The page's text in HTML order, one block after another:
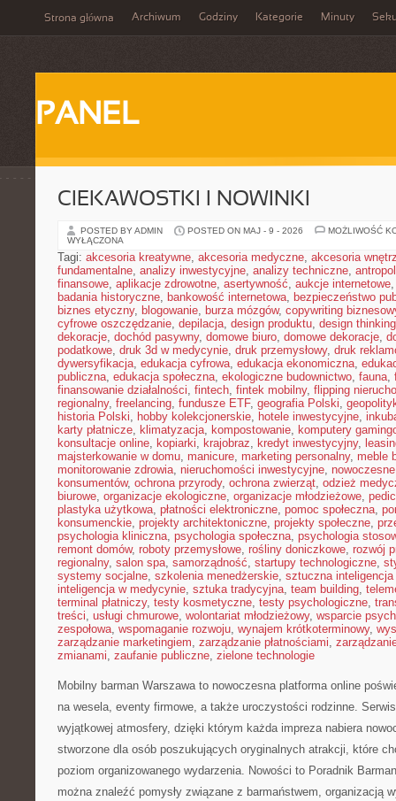
Strona główna Archiwum Godziny Kategorie Minuty
PANEL
CIEKAWOSTKI I NOWINKI
POSTED BY ADMIN POSTED ON MAJ - 9 - 2026
MOŻLIWOŚĆ
WYŁĄCZONA
Tagi: akcesoria kreatywne, akcesoria medyczne, akcesoria
fundamentalne, analizy inwestycyjne, analizy techniczne,
finansowe, aplikacje zdrowotne, asertywność, aukcje internetowe
badania historyczne, bankowość internetowa, bezpieczeństwo
biznes etyczny, blogowanie, burza mózgów, copywriting
cyfrowe oszczędzanie, depilacja, design produktu, design thinking
dekoracje, dochód pasywny, domowe biuro, domowe dekoracje,
podatkowe, druk 3d w medycynie, druk przemysłowy, druk
dywersyfikacja, edukacja cyfrowa, edukacja ekonomiczna,
publiczna, edukacja społeczna, ekologiczne budownictwo, fauna,
finansowanie działalności, fintech, fintek mobilny, flipping
regionalny, freelancing, fundusze ETF, geografia Polski,
historia Polski, hobby kolekcjonerskie, hotele inwestycyjne,
karty płatnicze, klimatyzacja, kompostowanie, komputery
konsultacje online, kopiarki, krajobraz, kredyt inwestycyjny,
majsterkowanie w domu, manicure, marketing personalny, meble
monitorowanie zdrowia, nieruchomości inwestycyjne,
konsumentów, ochrona przyrody, ochrona zwierząt, odzież
biurowe, organizacje ekologiczne, organizacje młodzieżowe,
plastyka użytkowa, płatności elektroniczne, pomoc społeczna,
konsumenckie, projekty architektoniczne, projekty społeczne,
psychologia kliniczna, psychologia społeczna, psychologia
remont domów, roboty przemysłowe, rośliny doniczkowe, rozwój
regionalny, salon spa, samorządność, startupy technologiczne,
systemy socjalne, szkolenia menedżerskie, sztuczna
inteligencja w medycynie, sztuka tradycyjna, team building,
terminal płatniczy, testy kosmetyczne, testy psychologiczne,
treści, usługi chmurowe, wolontariat młodzieżowy, wsparcie
zespołowa, wspomaganie rozwoju, wynajem krótkoterminowy,
zarządzanie marketingiem, zarządzanie płatnościami,
zmianami, zaufanie publiczne, zielone technologie
Mobilny barman Warszawa to nowoczesna platforma online
na wesela, eventy firmowe, a także uroczystości rodzinne.
wyjątkowej atmosfery, dzięki którym każda impreza nabiera
stworzone dla osób poszukujących oryginalnych atrakcji, które
poziom organizowanego wydarzenia. Nowości to Poradnik
można znaleźć pomysły związane z barmaństwem, organizacją